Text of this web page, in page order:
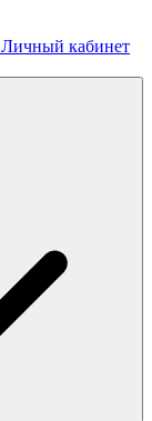
Личный кабинет